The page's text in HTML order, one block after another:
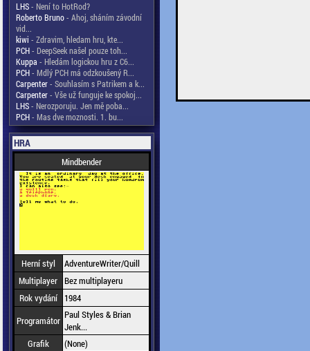
LHS- Není to HotRod?
Roberto Bruno- Ahoj, sháním závodní
vid...
kiwi - Zdravim, hledam hru, kte...
PCH- DeepSeek našel pouze toh...
Kuppa - Hledám logickou hru z C6...
PCH- Mdlý PCH má odzkoušený R...
Carpenter- Souhlasím s Patrikem a k...
Carpenter- Vše už funguje ke spokoj...
LHS- Nerozporuju. Jen mě poba...
PCH- Mas dve moznosti. 1. bu...
HRA
Mindbender
Herní styl
AdventureWriter/Quill
Multiplayer Bez multiplayeru
Rok vydání
1984
Programátor Paul Styles & Brian
Jenk...
Grafik
(None)